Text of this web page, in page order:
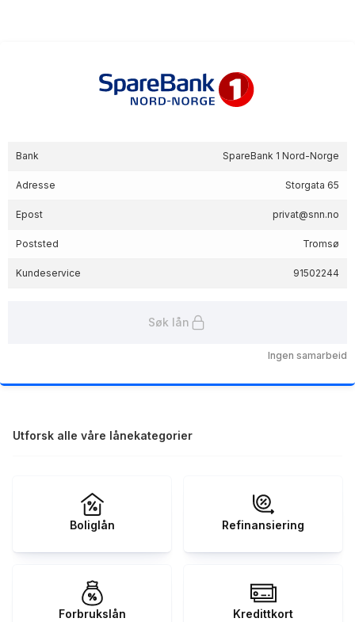
Bank SpareBank 1 Nord-Norge
Adresse Storgata 65
Epost privat@snn.no
Poststed Tromsø
Kundeservice 91502244
Søk lån
Ingen samarbeid
Utforsk alle våre lånekategorier
Boliglån Refinansiering
Forbrukslån Kredittkort